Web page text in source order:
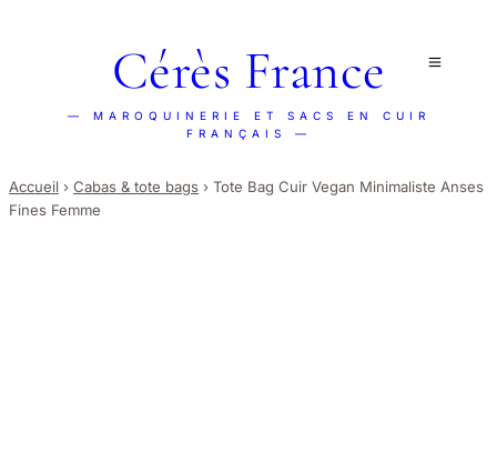
Cérès France
— MAROQUINERIE ET SACS EN CUIR
FRANÇAIS —
Accueil › Cabas & tote bags › Tote Bag Cuir Vegan Minimaliste Anses
Fines Femme